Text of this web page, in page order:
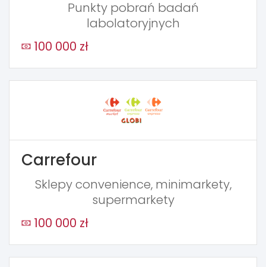
Punkty pobrań badań
labolatoryjnych
100 000 zł
Carrefour
Sklepy convenience, minimarkety,
supermarkety
100 000 zł